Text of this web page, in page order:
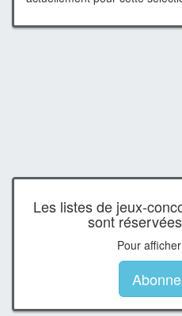
Les listes de jeux-
sont
Pour